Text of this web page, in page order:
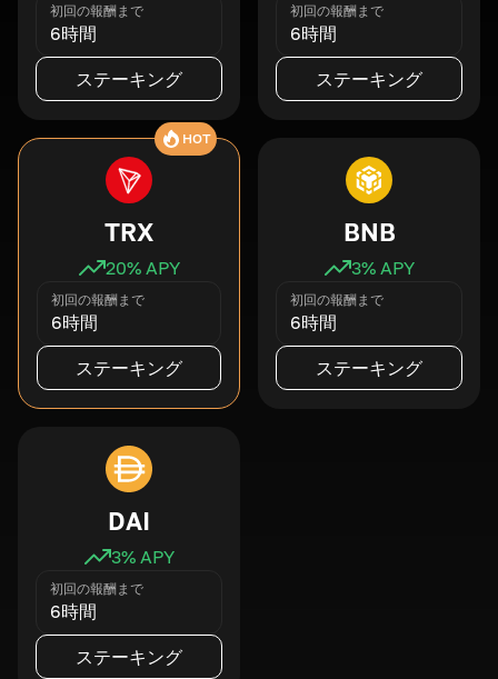
初回の報酬まで
6時間
ステーキング
初回の報酬まで
6時間
ステーキング
HOT
TRX
20% APY
初回の報酬まで
6時間
ステーキング
BNB
3% APY
初回の報酬まで
6時間
ステーキング
DAI
3% APY
初回の報酬まで
6時間
ステーキング